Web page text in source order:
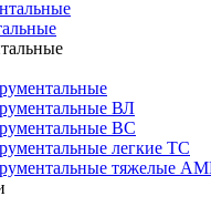
ВЛ
ВС
легкие ТС
тяжелые